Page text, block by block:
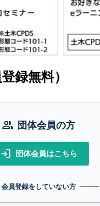
録無料）
group 団体会員の方
login 団体会員はこちら
会員登録をしていない方